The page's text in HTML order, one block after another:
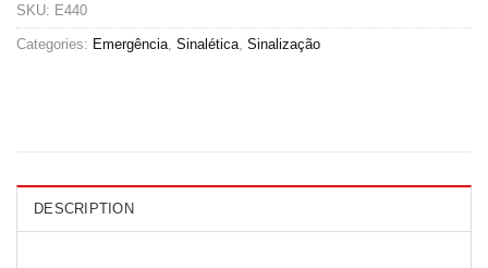
SKU: E440
Categories: Emergência Sinalética Sinalização
DESCRIPTION